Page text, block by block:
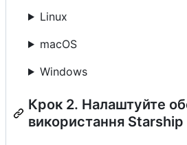
Linux
macOS
Windows
Крок 2. Налаштуйте
використання Starship